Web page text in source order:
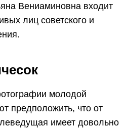
Вениаминовна входит
лиц советского и
молодой
предположить, что от
имеет довольно